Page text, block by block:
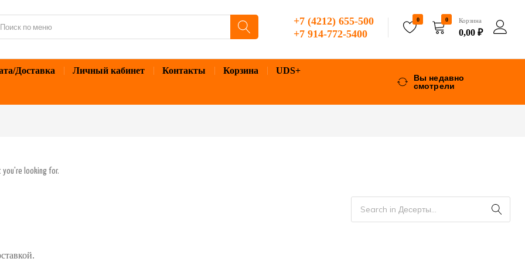
+7 (4212) 655-500
+7 914-772-5400
0 0 Корзина
0,00 ₽
Доставка Личный кабинет Контакты Корзина UDS+
Вы недавно
смотрели
you're looking for.